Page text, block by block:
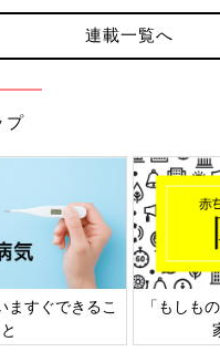
、月齢・年齢、季節、症状の
す。
連載一覧へ
プ
ますぐできるこ
と
「もしも